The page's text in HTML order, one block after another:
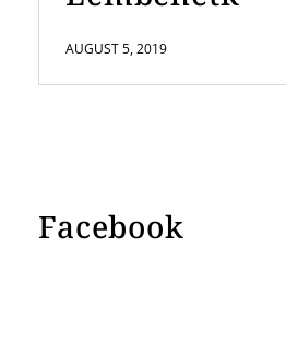
AUGUST 5, 2019
Facebook